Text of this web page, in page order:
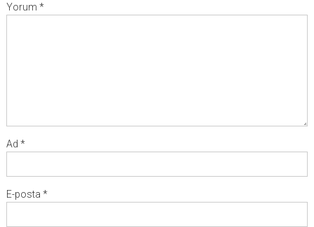
Yorum *
Ad *
E-posta *